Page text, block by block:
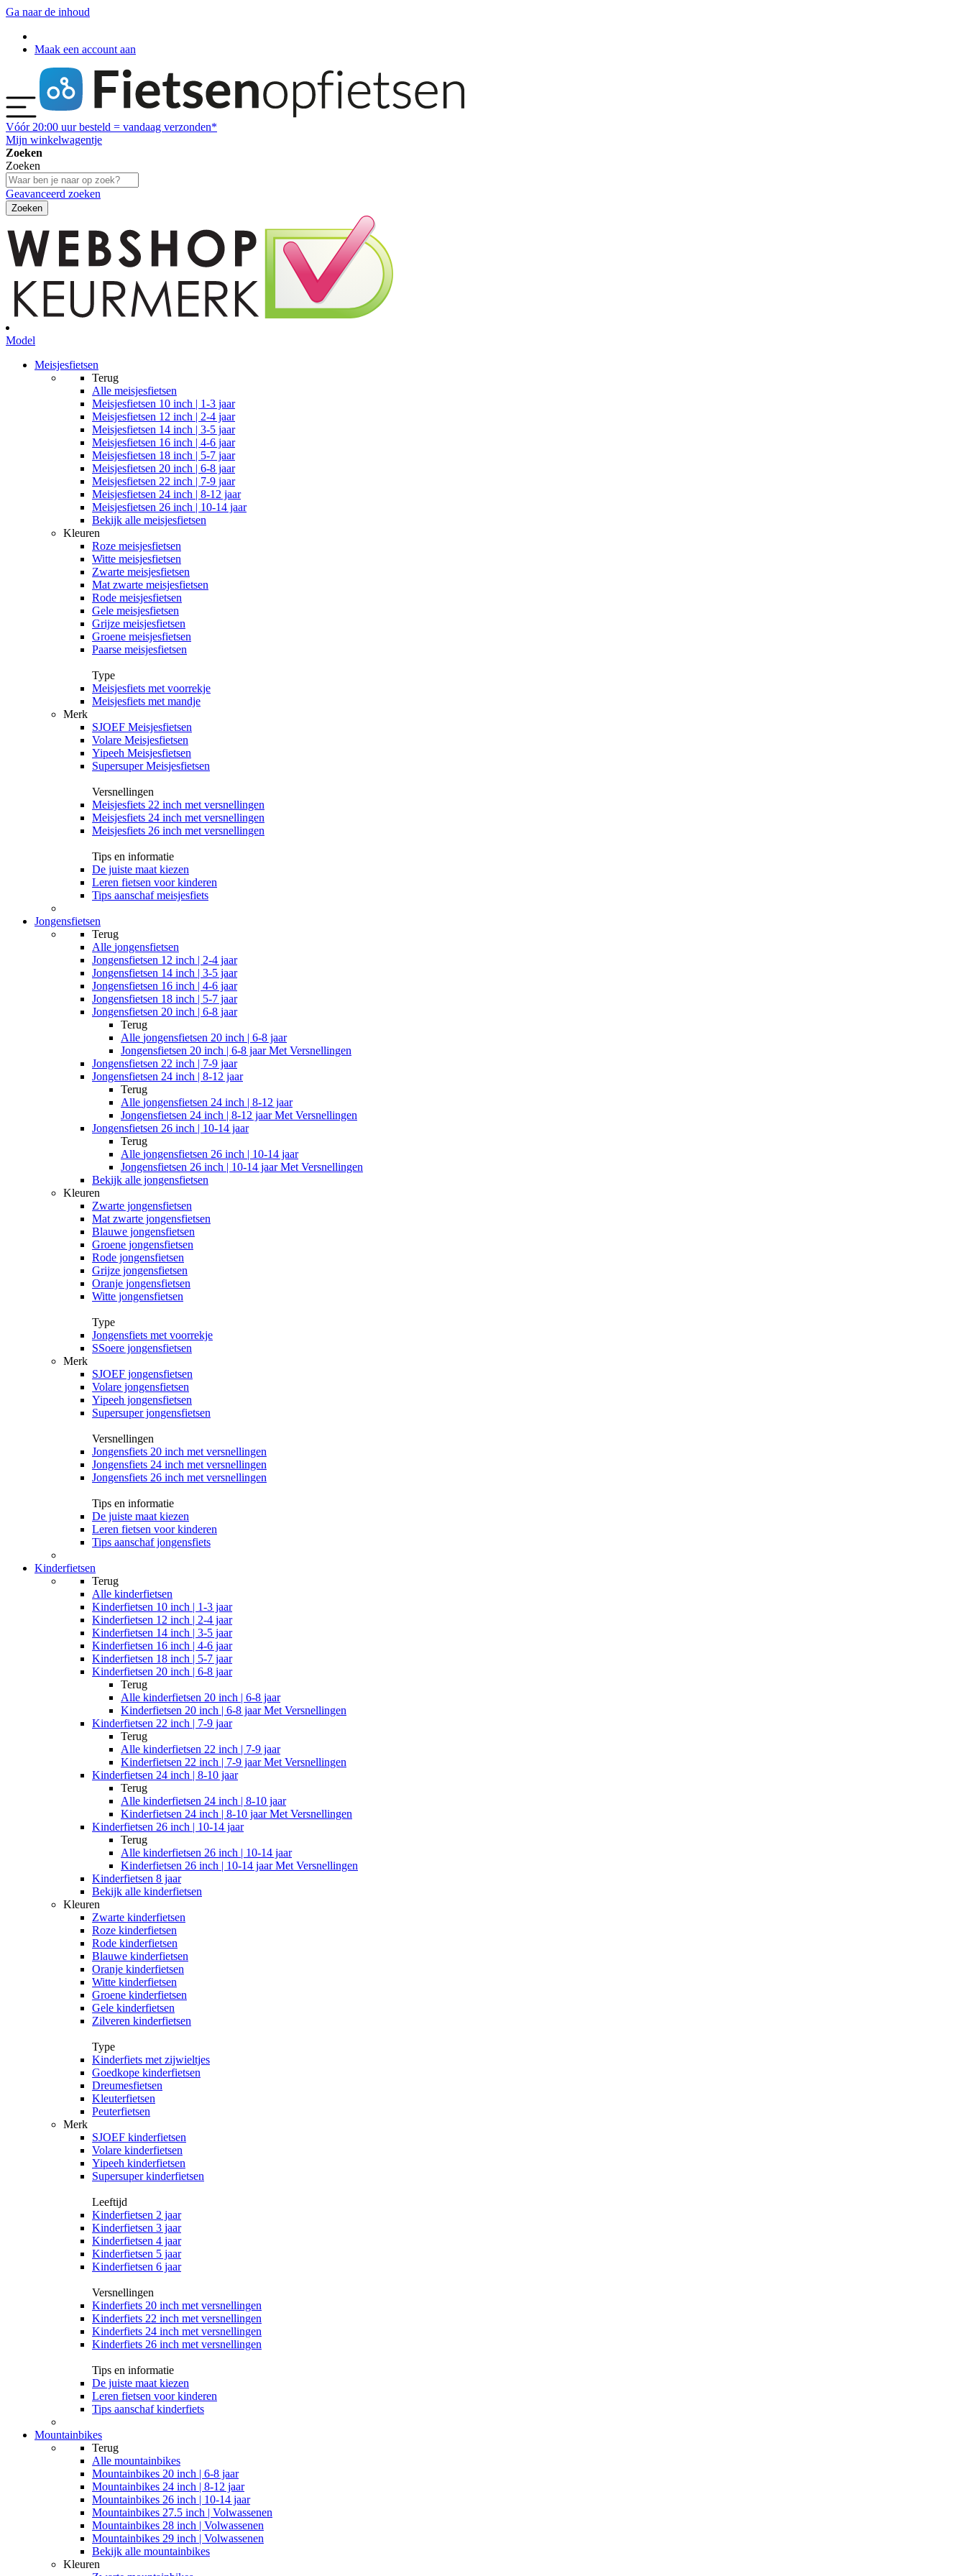
Ga naar de inhoud
Maak een account aan
Vóór 20:00 uur besteld = vandaag verzonden*
Mijn winkelwagentje
Zoeken
Zoeken
Geavanceerd zoeken
Zoeken
Model
Meisjesfietsen
Terug
Alle meisjesfietsen
Meisjesfietsen 10 inch | 1-3 jaar
Meisjesfietsen 12 inch | 2-4 jaar
Meisjesfietsen 14 inch | 3-5 jaar
Meisjesfietsen 16 inch | 4-6 jaar
Meisjesfietsen 18 inch | 5-7 jaar
Meisjesfietsen 20 inch | 6-8 jaar
Meisjesfietsen 22 inch | 7-9 jaar
Meisjesfietsen 24 inch | 8-12 jaar
Meisjesfietsen 26 inch | 10-14 jaar
Bekijk alle meisjesfietsen
Kleuren
Roze meisjesfietsen
Witte meisjesfietsen
Zwarte meisjesfietsen
Mat zwarte meisjesfietsen
Rode meisjesfietsen
Gele meisjesfietsen
Grijze meisjesfietsen
Groene meisjesfietsen
Paarse meisjesfietsen
Type
Meisjesfiets met voorrekje
Meisjesfiets met mandje
Merk
SJOEF Meisjesfietsen
Volare Meisjesfietsen
Yipeeh Meisjesfietsen
Supersuper Meisjesfietsen
Versnellingen
Meisjesfiets 22 inch met versnellingen
Meisjesfiets 24 inch met versnellingen
Meisjesfiets 26 inch met versnellingen
Tips en informatie
De juiste maat kiezen
Leren fietsen voor kinderen
Tips aanschaf meisjesfiets
Jongensfietsen
Terug
Alle jongensfietsen
Jongensfietsen 12 inch | 2-4 jaar
Jongensfietsen 14 inch | 3-5 jaar
Jongensfietsen 16 inch | 4-6 jaar
Jongensfietsen 18 inch | 5-7 jaar
Jongensfietsen 20 inch | 6-8 jaar
Terug
Alle jongensfietsen 20 inch | 6-8 jaar
Jongensfietsen 20 inch | 6-8 jaar Met Versnellingen
Jongensfietsen 22 inch | 7-9 jaar
Jongensfietsen 24 inch | 8-12 jaar
Terug
Alle jongensfietsen 24 inch | 8-12 jaar
Jongensfietsen 24 inch | 8-12 jaar Met Versnellingen
Jongensfietsen 26 inch | 10-14 jaar
Terug
Alle jongensfietsen 26 inch | 10-14 jaar
Jongensfietsen 26 inch | 10-14 jaar Met Versnellingen
Bekijk alle jongensfietsen
Kleuren
Zwarte jongensfietsen
Mat zwarte jongensfietsen
Blauwe jongensfietsen
Groene jongensfietsen
Rode jongensfietsen
Grijze jongensfietsen
Oranje jongensfietsen
Witte jongensfietsen
Type
Jongensfiets met voorrekje
SSoere jongensfietsen
Merk
SJOEF jongensfietsen
Volare jongensfietsen
Yipeeh jongensfietsen
Supersuper jongensfietsen
Versnellingen
Jongensfiets 20 inch met versnellingen
Jongensfiets 24 inch met versnellingen
Jongensfiets 26 inch met versnellingen
Tips en informatie
De juiste maat kiezen
Leren fietsen voor kinderen
Tips aanschaf jongensfiets
Kinderfietsen
Terug
Alle kinderfietsen
Kinderfietsen 10 inch | 1-3 jaar
Kinderfietsen 12 inch | 2-4 jaar
Kinderfietsen 14 inch | 3-5 jaar
Kinderfietsen 16 inch | 4-6 jaar
Kinderfietsen 18 inch | 5-7 jaar
Kinderfietsen 20 inch | 6-8 jaar
Terug
Alle kinderfietsen 20 inch | 6-8 jaar
Kinderfietsen 20 inch | 6-8 jaar Met Versnellingen
Kinderfietsen 22 inch | 7-9 jaar
Terug
Alle kinderfietsen 22 inch | 7-9 jaar
Kinderfietsen 22 inch | 7-9 jaar Met Versnellingen
Kinderfietsen 24 inch | 8-10 jaar
Terug
Alle kinderfietsen 24 inch | 8-10 jaar
Kinderfietsen 24 inch | 8-10 jaar Met Versnellingen
Kinderfietsen 26 inch | 10-14 jaar
Terug
Alle kinderfietsen 26 inch | 10-14 jaar
Kinderfietsen 26 inch | 10-14 jaar Met Versnellingen
Kinderfietsen 8 jaar
Bekijk alle kinderfietsen
Kleuren
Zwarte kinderfietsen
Roze kinderfietsen
Rode kinderfietsen
Blauwe kinderfietsen
Oranje kinderfietsen
Witte kinderfietsen
Groene kinderfietsen
Gele kinderfietsen
Zilveren kinderfietsen
Type
Kinderfiets met zijwieltjes
Goedkope kinderfietsen
Dreumesfietsen
Kleuterfietsen
Peuterfietsen
Merk
SJOEF kinderfietsen
Volare kinderfietsen
Yipeeh kinderfietsen
Supersuper kinderfietsen
Leeftijd
Kinderfietsen 2 jaar
Kinderfietsen 3 jaar
Kinderfietsen 4 jaar
Kinderfietsen 5 jaar
Kinderfietsen 6 jaar
Versnellingen
Kinderfiets 20 inch met versnellingen
Kinderfiets 22 inch met versnellingen
Kinderfiets 24 inch met versnellingen
Kinderfiets 26 inch met versnellingen
Tips en informatie
De juiste maat kiezen
Leren fietsen voor kinderen
Tips aanschaf kinderfiets
Mountainbikes
Terug
Alle mountainbikes
Mountainbikes 20 inch | 6-8 jaar
Mountainbikes 24 inch | 8-12 jaar
Mountainbikes 26 inch | 10-14 jaar
Mountainbikes 27.5 inch | Volwassenen
Mountainbikes 28 inch | Volwassenen
Mountainbikes 29 inch | Volwassenen
Bekijk alle mountainbikes
Kleuren